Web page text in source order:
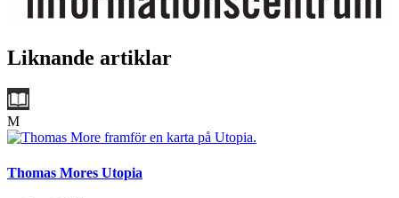
Liknande artiklar
M
Thomas Mores Utopia